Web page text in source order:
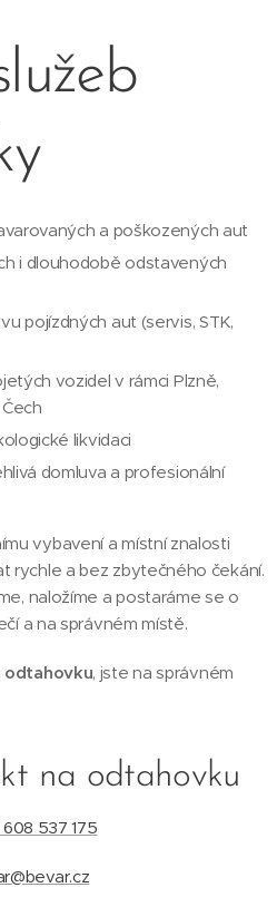
a poškozených aut
i dlouhodobě odstavených
pojízdných aut (servis, STK,
vozidel v rámci Plzně,
likvidaci
domluva a profesionální
vybavení a místní znalosti
rychle a bez zbytečného čekání.
naložíme a postaráme se o
a na správném místě.
odtahovku, jste na správném
na odtahovku
537 175